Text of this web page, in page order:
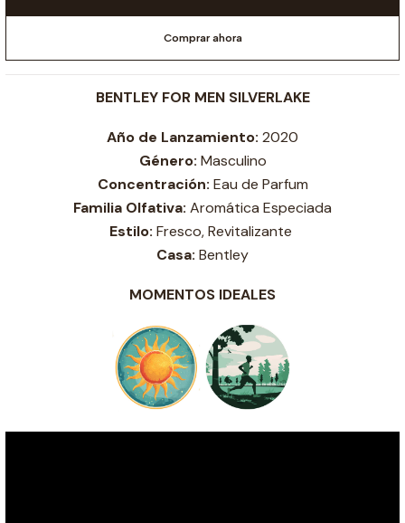
Comprar ahora
BENTLEY FOR MEN SILVERLAKE
Año de Lanzamiento: 2020
Género: Masculino
Concentración: Eau de Parfum
Familia Olfativa: Aromática Especiada
Estilo: Fresco, Revitalizante
Casa: Bentley
MOMENTOS IDEALES